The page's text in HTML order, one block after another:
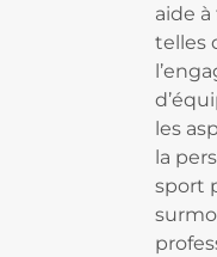
aide
telles
les
la
sport